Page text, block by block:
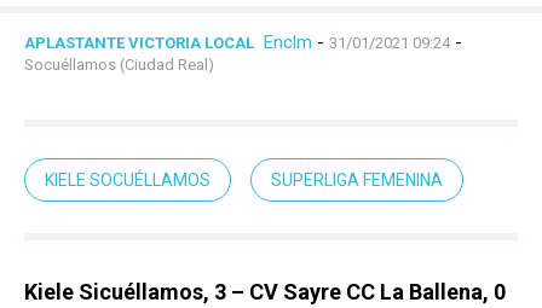
APLASTANTE VICTORIA LOCAL Enclm - 31/01/2021 09:24-
Socuéllamos (Ciudad Real)
KIELE SOCUÉLLAMOS SUPERLIGA FEMENINA
Kiele Sicuéllamos, 3 – CV Sayre CC La Ballena, 0